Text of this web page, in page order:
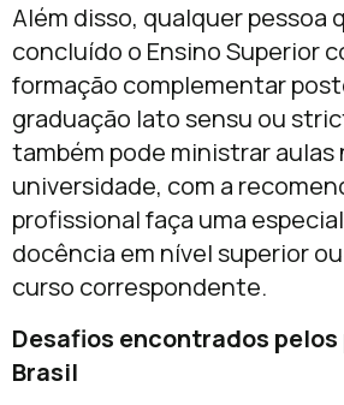
Além disso, qualquer pessoa
concluído o Ensino Superior
formação complementar
graduação lato sensu ou
também pode ministrar aulas
universidade, com a
profissional faça uma
docência em nível superior
curso correspondente.
Desafios encontrados
Brasil